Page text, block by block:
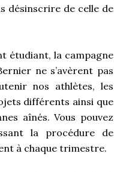
désinscrire de celle de
étudiant, la campagne
ne s’avèrent pas
nos athlètes, les
différents ainsi que
aînés. Vous pouvez
la procédure de
à chaque trimestre.